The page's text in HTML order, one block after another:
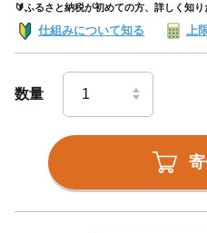
🔰ふるさと納税が初めての方、詳しく知り
仕組みについて知る 上
数量